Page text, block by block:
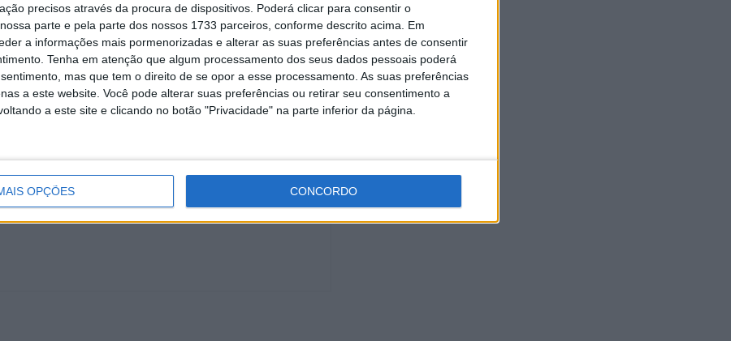
precisos através da procura de dispositivos. Poderá clicar para consentir o
parte e pela parte dos nossos 1733 parceiros, conforme descrito acima. Em
a informações mais pormenorizadas e alterar as suas preferências antes de consentir
Tenha em atenção que algum processamento dos seus dados pessoais poderá
mas que tem o direito de se opor a esse processamento. As suas preferências
a este website. Você pode alterar suas preferências ou retirar seu consentimento a
a este site e clicando no botão "Privacidade" na parte inferior da página.
OPÇÕES CONCORDO
Hervé Poncharal KTM Maverick Viñales
MotoGP